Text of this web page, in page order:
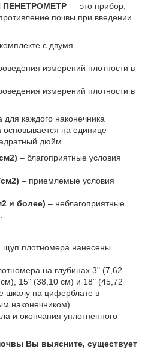
— это прибор,
почвы при введении
с двумя
измерений плотности в
измерений плотности в
каждого наконечника
на единице
дюйм.
– благоприятные условия
– приемлемые условия
и более) – неблагоприятные
щуп плотномера нанесены
на глубинах 3" (7,62
15" (38,10 см) и 18" (45,72
шкалу на циферблате в
наконечником).
и окончания уплотненного
Вы выясните, существует